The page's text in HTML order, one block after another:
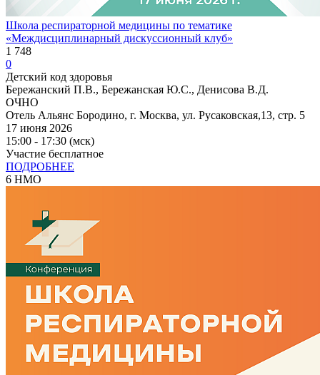
Школа респираторной медицины по тематике
«Междисциплинарный дискуссионный клуб»
1 748
0
Детский код здоровья
Бережанский П.В., Бережанская Ю.С., Денисова В.Д.
ОЧНО
Отель Альянс Бородино, г. Москва, ул. Русаковская,13, стр. 5
17 июня 2026
15:00 - 17:30 (мск)
Участие бесплатное
ПОДРОБНЕЕ
6 НМО